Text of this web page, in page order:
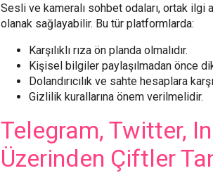
Sesli ve kameralı sohbet odaları, ortak ilgi
olanak sağlayabilir. Bu tür platformlarda:
Karşılıklı rıza ön planda olmalıdır.
Kişisel bilgiler paylaşılmadan önce
Dolandırıcılık ve sahte hesaplara
Gizlilik kurallarına önem verilmelidir.
Telegram, Twitter,
Üzerinden Çiftler